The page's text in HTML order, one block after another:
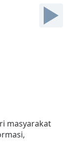
masyarakat